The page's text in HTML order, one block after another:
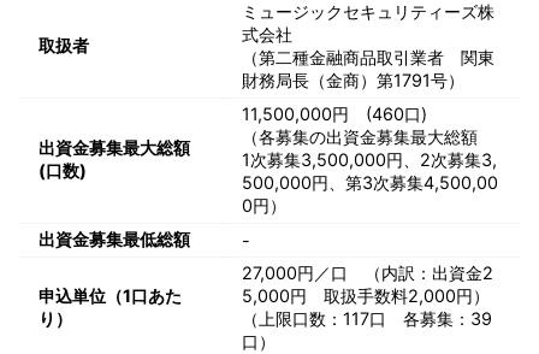
取扱者
ミュージックセキュリティーズ株
式会社
（第二種金融商品取引業者 関東
財務局長（金商）第1791号）
出資金募集最大総額
(口数)
11,500,000円 (460口)
（各募集の出資金募集最大総額
1次募集3,500,000円、2次募集3,
500,000円、第3次募集4,500,00
0円）
出資金募集最低総額
-
申込単位（1口あた
り）
27,000円／口 （内訳：出資金2
5,000円 取扱手数料2,000円）
（上限口数：117口 各募集：39
口）